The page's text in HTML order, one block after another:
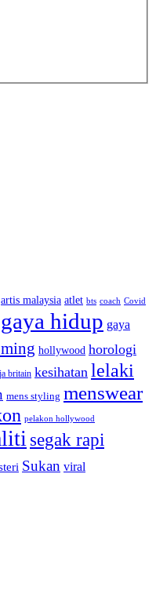
artis malaysia atlet bts coach Covid
gaya hidup gaya
hollywood horologi
britain kesihatan lelaki
mens styling menswear
pelakon hollywood
segak rapi
Sukan viral